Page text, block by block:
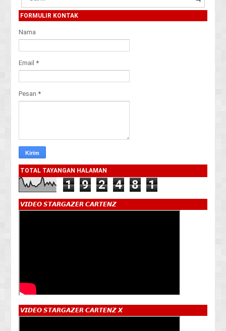
FORMULIR KONTAK
Nama
Email*
Pesan*
TOTAL TAYANGAN HALAMAN
1 9 2 4 8 1
𝙑𝙄𝘿𝙀𝙊 𝙎𝙏𝘼𝙍𝙂𝘼𝙕𝙀𝙍 𝘾𝘼𝙍𝙏𝙀𝙉𝙕
𝙑𝙄𝘿𝙀𝙊 𝙎𝙏𝘼𝙍𝙂𝘼𝙕𝙀𝙍 𝘾𝘼𝙍𝙏𝙀𝙉𝙕 𝙓